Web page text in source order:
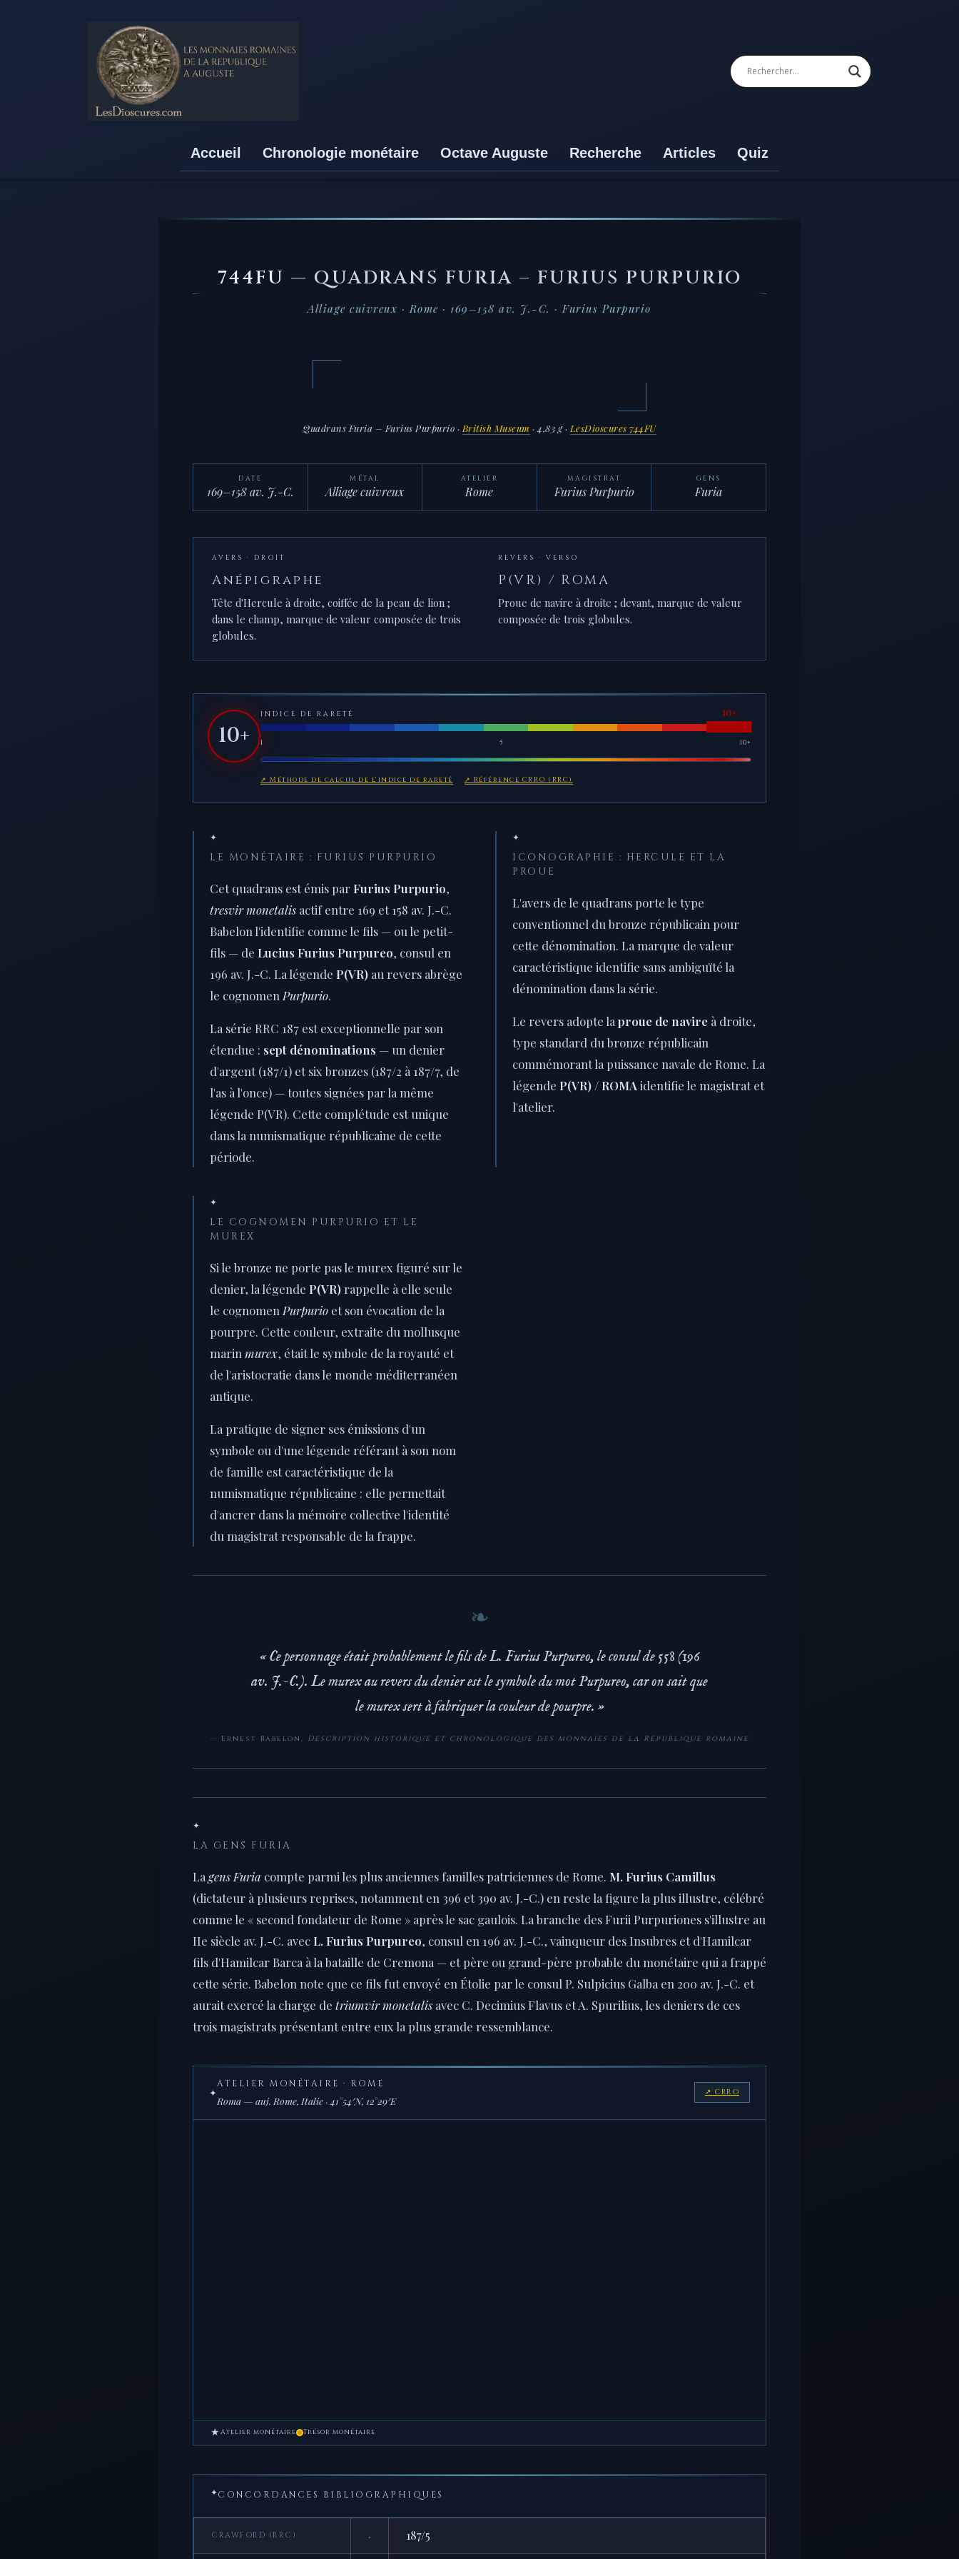
Accueil Chronologie monétaire Octave Auguste Recherche Articles Quiz
744FU — QUADRANS FURIA – FURIUS PURPURIO
Alliage cuivreux · Rome · 169–158 av. J.-C. · Furius Purpurio
Quadrans Furia – Furius Purpurio · British Museum · 4,83 g · LesDioscures 744FU
DATE
169–158 av. J.-C.
MÉTAL
Alliage cuivreux
ATELIER
Rome
MAGISTRAT
Furius Purpurio
GENS
Furia
AVERS · DROIT
Anépigraphe
Tête d'Hercule à droite, coiffée de la peau de lion ;
dans le champ, marque de valeur composée de trois
globules.
REVERS · VERSO
P(VR) / ROMA
Proue de navire à droite ; devant, marque de valeur
composée de trois globules.
10+
INDICE DE RARETÉ
1 5 10+
↗ Méthode de calcul de l'indice de rareté ↗ Référence CRRO (RRC)
✦
LE MONÉTAIRE : FURIUS PURPURIO
Cet quadrans est émis par Furius Purpurio,
tresvir monetalis actif entre 169 et 158 av. J.-C.
Babelon l'identifie comme le fils — ou le petit-
fils — de Lucius Furius Purpureo, consul en
196 av. J.-C. La légende P(VR) au revers abrège
le cognomen Purpurio.
La série RRC 187 est exceptionnelle par son
étendue : sept dénominations — un denier
d'argent (187/1) et six bronzes (187/2 à 187/7, de
l'as à l'once) — toutes signées par la même
légende P(VR). Cette complétude est unique
dans la numismatique républicaine de cette
période.
✦
ICONOGRAPHIE : HERCULE ET LA
PROUE
L'avers de le quadrans porte le type
conventionnel du bronze républicain pour
cette dénomination. La marque de valeur
caractéristique identifie sans ambiguïté la
dénomination dans la série.
Le revers adopte la proue de navire à droite,
type standard du bronze républicain
commémorant la puissance navale de Rome. La
légende P(VR) / ROMA identifie le magistrat et
l'atelier.
✦
LE COGNOMEN PURPURIO ET LE
MUREX
Si le bronze ne porte pas le murex figuré sur le
denier, la légende P(VR) rappelle à elle seule
le cognomen Purpurio et son évocation de la
pourpre. Cette couleur, extraite du mollusque
marin murex, était le symbole de la royauté et
de l'aristocratie dans le monde méditerranéen
antique.
La pratique de signer ses émissions d'un
symbole ou d'une légende référant à son nom
de famille est caractéristique de la
numismatique républicaine : elle permettait
d'ancrer dans la mémoire collective l'identité
du magistrat responsable de la frappe.
« Ce personnage était probablement le fils de L. Furius Purpureo, le consul de 558 (196
av. J.-C.). Le murex au revers du denier est le symbole du mot Purpureo, car on sait que
le murex sert à fabriquer la couleur de pourpre. »
— Ernest Babelon, Description historique et chronologique des monnaies de la République romaine
✦
LA GENS FURIA
La gens Furia compte parmi les plus anciennes familles patriciennes de Rome. M. Furius Camillus
(dictateur à plusieurs reprises, notamment en 396 et 390 av. J.-C.) en reste la figure la plus illustre, célébré
comme le « second fondateur de Rome » après le sac gaulois. La branche des Furii Purpuriones s'illustre au
IIe siècle av. J.-C. avec L. Furius Purpureo, consul en 196 av. J.-C., vainqueur des Insubres et d'Hamilcar
fils d'Hamilcar Barca à la bataille de Cremona — et père ou grand-père probable du monétaire qui a frappé
cette série. Babelon note que ce fils fut envoyé en Étolie par le consul P. Sulpicius Galba en 200 av. J.-C. et
aurait exercé la charge de triumvir monetalis avec C. Decimius Flavus et A. Spurilius, les deniers de ces
trois magistrats présentant entre eux la plus grande ressemblance.
✦
ATELIER MONÉTAIRE · ROME
Roma — auj. Rome, Italie · 41°54′N, 12°29′E
↗ CRRO
★ Atelier monétaire Trésor monétaire
✦CONCORDANCES BIBLIOGRAPHIQUES
CRAWFORD (RRC) · 187/5